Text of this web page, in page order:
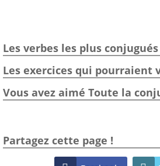
Les verbes les plus conjugués
Les exercices qui pourraient
Vous avez aimé Toute la
Partagez cette page !